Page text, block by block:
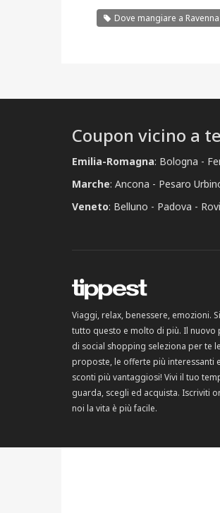
Dove mangiare a Ravenna
Coupon vicino a te
Emilia-Romagna: Bologna
Marche: Ancona
Pesaro
Veneto: Belluno Padova
Viaggi, relax, benessere, emozioni.
tutto questo e molto di più. Il nuovo
di social shopping seleziona per te
proposte, le offerte più interessanti
sconti più vantaggiosi! Vivi il tuo
guarda, scegli ed acquista. Iscriviti
noi la vita è più facile.